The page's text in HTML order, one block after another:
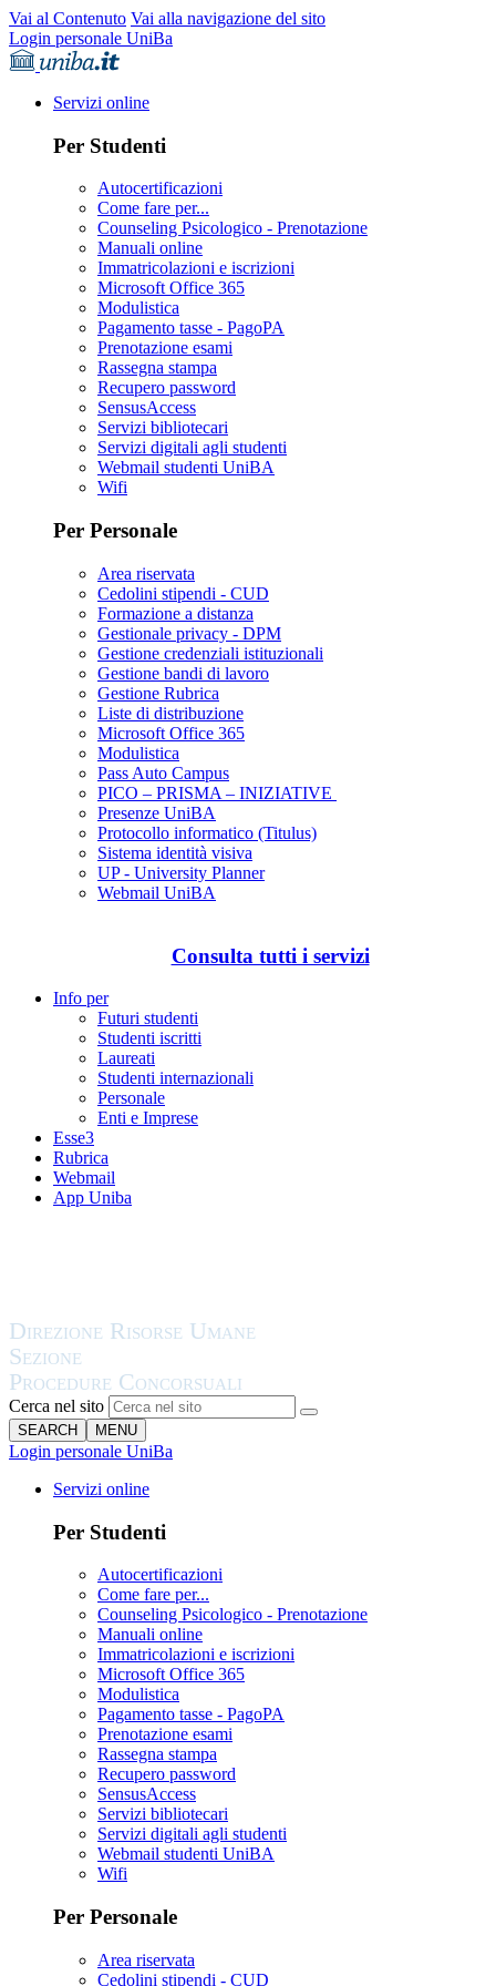
Vai al Contenuto Vai alla navigazione del sito
Login personale UniBa
Servizi online
Per Studenti
Autocertificazioni
Come fare per...
Counseling Psicologico - Prenotazione
Manuali online
Immatricolazioni e iscrizioni
Microsoft Office 365
Modulistica
Pagamento tasse - PagoPA
Prenotazione esami
Rassegna stampa
Recupero password
SensusAccess
Servizi bibliotecari
Servizi digitali agli studenti
Webmail studenti UniBA
Wifi
Per Personale
Area riservata
Cedolini stipendi - CUD
Formazione a distanza
Gestionale privacy - DPM
Gestione credenziali istituzionali
Gestione bandi di lavoro
Gestione Rubrica
Liste di distribuzione
Microsoft Office 365
Modulistica
Pass Auto Campus
PICO – PRISMA – INIZIATIVE
Presenze UniBA
Protocollo informatico (Titulus)
Sistema identità visiva
UP - University Planner
Webmail UniBA
Consulta tutti i servizi
Info per
Futuri studenti
Studenti iscritti
Laureati
Studenti internazionali
Personale
Enti e Imprese
Esse3
Rubrica
Webmail
App Uniba
Cerca nel sito
SEARCH MENU
Login personale UniBa
Servizi online
Per Studenti
Autocertificazioni
Come fare per...
Counseling Psicologico - Prenotazione
Manuali online
Immatricolazioni e iscrizioni
Microsoft Office 365
Modulistica
Pagamento tasse - PagoPA
Prenotazione esami
Rassegna stampa
Recupero password
SensusAccess
Servizi bibliotecari
Servizi digitali agli studenti
Webmail studenti UniBA
Wifi
Per Personale
Area riservata
Cedolini stipendi - CUD